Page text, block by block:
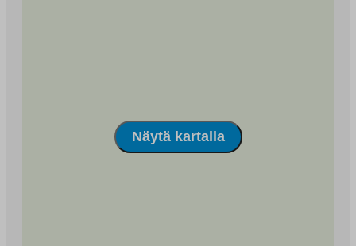
Näytä kartalla